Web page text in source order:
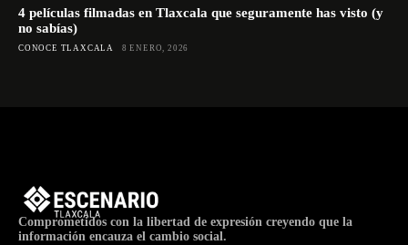
4 películas filmadas en Tlaxcala que seguramente has visto (y
no sabías)
CONOCE TLAXCALA 8 ENERO, 2026
Comprometidos con la libertad de expresión creyendo que la
información encauza el cambio social.